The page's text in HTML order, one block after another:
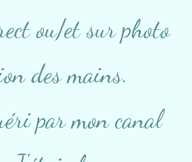
ou/et sur photo
des mains.
par mon canal